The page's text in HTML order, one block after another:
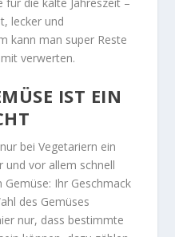
lecker und
kann man super Reste
verwerten.
IST EIN
bei Vegetariern ein
und vor allem schnell
Ihr Geschmack
des Gemüses
nur, dass bestimmte